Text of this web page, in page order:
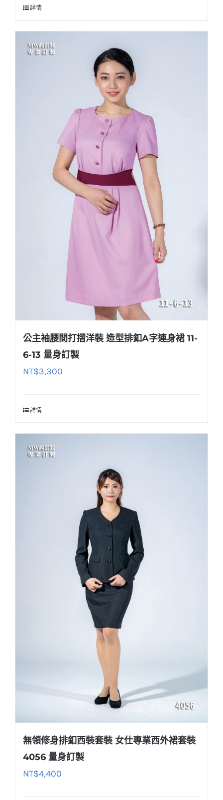
詳情
公主袖腰間打摺洋裝 造型排釦A字連身裙 11-
6-13 量身訂製
NT$3,300
詳情
無領修身排釦西裝套裝 女仕專業西外裙套裝
4056 量身訂製
NT$4,400